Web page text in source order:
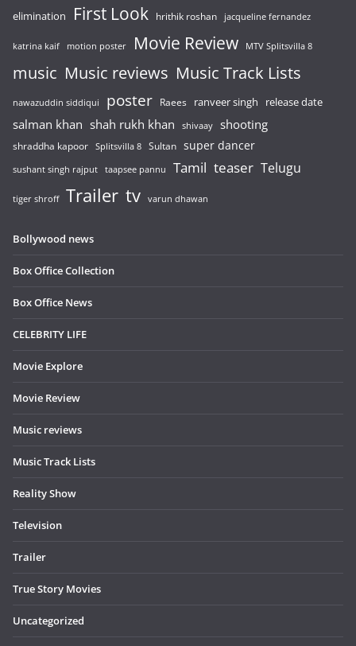
elimination First Look hrithik roshan jacqueline fernandez
katrina kaif motion poster Movie Review MTV Splitsvilla 8
music Music reviews Music Track Lists
nawazuddin siddiqui poster Raees ranveer singh release date
salman khan shah rukh khan shivaay shooting
shraddha kapoor Splitsvilla 8 Sultan super dancer
sushant singh rajput taapsee pannu Tamil teaser Telugu
tiger shroff Trailer tv varun dhawan
Bollywood news
Box Office Collection
Box Office News
CELEBRITY LIFE
Movie Explore
Movie Review
Music reviews
Music Track Lists
Reality Show
Television
Trailer
True Story Movies
Uncategorized